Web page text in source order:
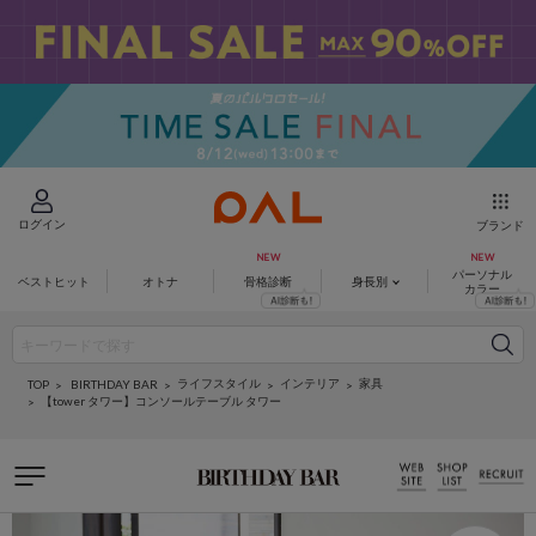
ログイン ブランド
ベストヒット オトナ 骨格診断 身長別
パーソナル
カラー
TOP BIRTHDAY BAR ライフスタイル インテリア
家具
【tower タワー】コンソールテーブル タワー